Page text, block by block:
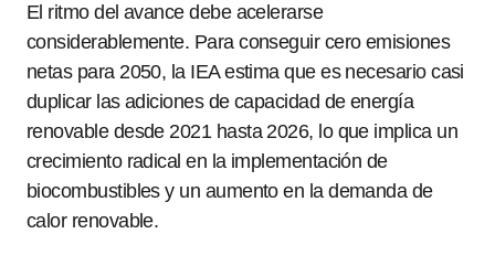
El ritmo del avance debe acelerarse
considerablemente. Para conseguir cero emisiones
netas para 2050, la IEA estima que es necesario casi
duplicar las adiciones de capacidad de energía
renovable desde 2021 hasta 2026, lo que implica un
crecimiento radical en la implementación de
biocombustibles y un aumento en la demanda de
calor renovable.